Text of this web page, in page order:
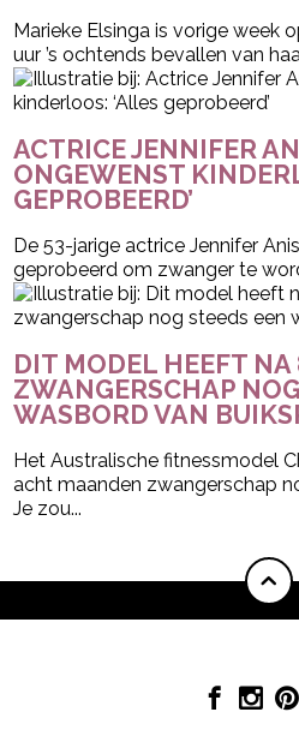
Marieke Elsinga is vorige week
uur ’s ochtends bevallen van
ACTRICE JENNIFER
ONGEWENST
GEPROBEERD’
De 53-jarige actrice Jennifer
geprobeerd om zwanger te
DIT MODEL HEEFT
ZWANGERSCHAP
WASBORD VAN
Het Australische fitnessmodel
acht maanden zwangerschap
Je zou...